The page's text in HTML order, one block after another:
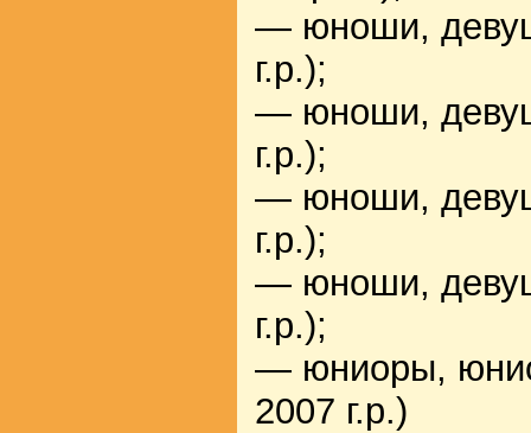
— юноши,
г.р.);
— юноши,
г.р.);
— юноши,
г.р.);
— юноши,
г.р.);
— юниоры,
2007 г.р.)